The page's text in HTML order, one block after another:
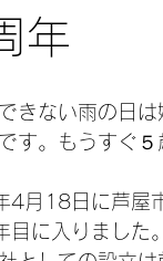
年
きない雨の日
す。もうすぐ５
4月18日に芦屋
目に入りました。